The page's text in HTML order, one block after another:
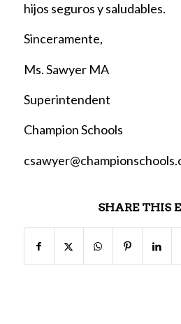
hijos seguros y saludables.
Sinceramente,
Ms. Sawyer MA
Superintendent
Champion Schools
SHARE THIS